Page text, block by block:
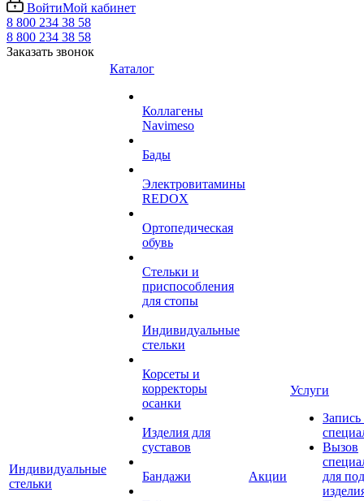
ВойтиМой кабинет
8 800 234 38 58
8 800 234 38 58
Заказать звонок
Индивидуальные
стельки
Каталог
Коллагены
Navimeso
Бады
Электровитамины
REDOX
Ортопедическая
обувь
Стельки и
приспособления
для стопы
Индивидуальные
стельки
Корсеты и
корректоры
осанки
Изделия для
суставов
Бандажи Акции
Услуги
Запись
Вызов
для